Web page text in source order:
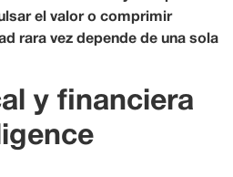
el valor o comprimir
rara vez depende de una sola
y financiera